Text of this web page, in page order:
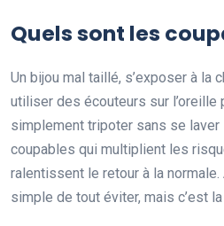
Quels sont les
Un bijou mal taillé, s’exposer à la
utiliser des écouteurs sur l’oreille
simplement tripoter sans se
coupables qui multiplient les
ralentissent le retour à la
simple de tout éviter, mais c’est